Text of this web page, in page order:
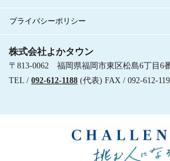
プライバシーポリシー
株式会社よかタウン
〒813-0062 福岡県福岡市東区松島6丁目6
TEL / 092-612-1188 (代表) FAX / 092-612-